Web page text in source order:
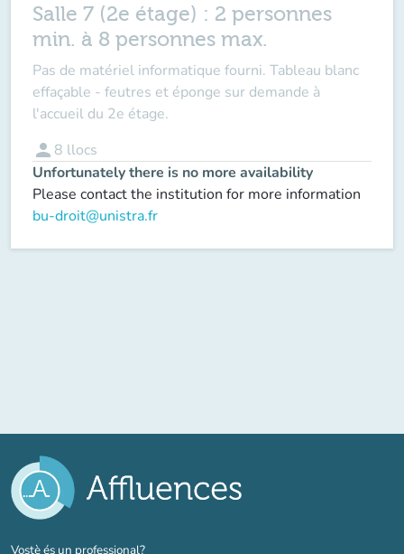
Salle 7 (2e étage) : 2 personnes
min. à 8 personnes max.
Pas de matériel informatique fourni. Tableau blanc
effaçable - feutres et éponge sur demande à
l'accueil du 2e étage.
person 8 llocs
Unfortunately there is no more availability
Please contact the institution for more information
bu-droit@unistra.fr
Vostè és un professional?(new tab)